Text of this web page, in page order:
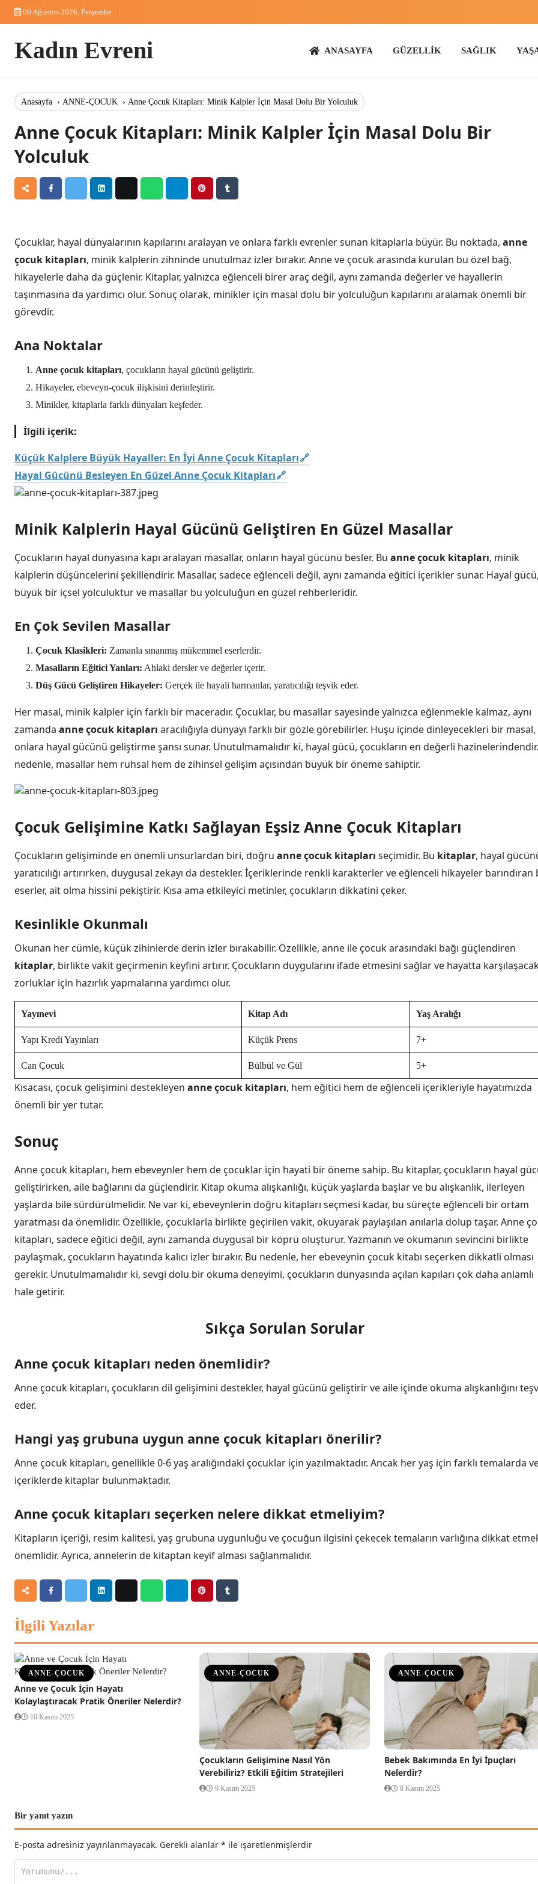
Skip
06 Ağustos 2026, Perşembe
Kadın Evreni ANASAYFA GÜZELLİK SAĞLIK YAŞAM
Anasayfa › ANNE-ÇOCUK › Anne Çocuk Kitapları: Minik Kalpler İçin Masal Dolu Bir Yolculuk
Anne Çocuk Kitapları: Minik Kalpler İçin Masal Dolu Bir
Yolculuk
Çocuklar, hayal dünyalarının kapılarını aralayan ve onlara farklı evrenler sunan kitaplarla büyür. Bu noktada, anne
çocuk kitapları, minik kalplerin zihninde unutulmaz izler bırakır. Anne ve çocuk arasında kurulan bu özel bağ,
hikayelerle daha da güçlenir. Kitaplar, yalnızca eğlenceli birer araç değil, aynı zamanda değerler ve hayallerin
taşınmasına da yardımcı olur. Sonuç olarak, minikler için masal dolu bir yolculuğun kapılarını aralamak önemli bir
görevdir.
Ana Noktalar
Anne çocuk kitapları, çocukların hayal gücünü geliştirir.
Hikayeler, ebeveyn-çocuk ilişkisini derinleştirir.
Minikler, kitaplarla farklı dünyaları keşfeder.
İlgili içerik:
Küçük Kalplere Büyük Hayaller: En İyi Anne Çocuk Kitapları
Hayal Gücünü Besleyen En Güzel Anne Çocuk Kitapları
Minik Kalplerin Hayal Gücünü Geliştiren En Güzel Masallar
Çocukların hayal dünyasına kapı aralayan masallar, onların hayal gücünü besler. Bu anne çocuk kitapları, minik
kalplerin düşüncelerini şekillendirir. Masallar, sadece eğlenceli değil, aynı zamanda eğitici içerikler sunar. Hayal gücü,
büyük bir içsel yolculuktur ve masallar bu yolculuğun en güzel rehberleridir.
En Çok Sevilen Masallar
Çocuk Klasikleri: Zamanla sınanmış mükemmel eserlerdir.
Masalların Eğitici Yanları: Ahlaki dersler ve değerler içerir.
Düş Gücü Geliştiren Hikayeler: Gerçek ile hayali harmanlar, yaratıcılığı teşvik eder.
Her masal, minik kalpler için farklı bir maceradır. Çocuklar, bu masallar sayesinde yalnızca eğlenmekle kalmaz, aynı
zamanda anne çocuk kitapları aracılığıyla dünyayı farklı bir gözle görebilirler. Huşu içinde dinleyecekleri bir masal,
onlara hayal gücünü geliştirme şansı sunar. Unutulmamalıdır ki, hayal gücü, çocukların en değerli
nedenle, masallar hem ruhsal hem de zihinsel gelişim açısından büyük bir öneme sahiptir.
Çocuk Gelişimine Katkı Sağlayan Eşsiz Anne Çocuk Kitapları
Çocukların gelişiminde en önemli unsurlardan biri, doğru anne çocuk kitapları seçimidir. Bu kitaplar, hayal
yaratıcılığı artırırken, duygusal zekayı da destekler. İçeriklerinde renkli karakterler ve eğlenceli hikayeler barındıran
eserler, ait olma hissini pekiştirir. Kısa ama etkileyici metinler, çocukların dikkatini çeker.
Kesinlikle Okunmalı
Okunan her cümle, küçük zihinlerde derin izler bırakabilir. Özellikle, anne ile çocuk arasındaki bağı güçlendiren
kitaplar, birlikte vakit geçirmenin keyfini artırır. Çocukların duygularını ifade etmesini sağlar ve hayatta
zorluklar için hazırlık yapmalarına yardımcı olur.
Yayınevi Kitap Adı Yaş Aralığı
Yapı Kredi Yayınları Küçük Prens 7+
Can Çocuk Bülbül ve Gül 5+
Kısacası, çocuk gelişimini destekleyen anne çocuk kitapları, hem eğitici hem de eğlenceli içerikleriyle hayatımızda
önemli bir yer tutar.
Sonuç
Anne çocuk kitapları, hem ebeveynler hem de çocuklar için hayati bir öneme sahip. Bu kitaplar, çocukların hayal
geliştirirken, aile bağlarını da güçlendirir. Kitap okuma alışkanlığı, küçük yaşlarda başlar ve bu alışkanlık, ilerleyen
yaşlarda bile sürdürülmelidir. Ne var ki, ebeveynlerin doğru kitapları seçmesi kadar, bu süreçte eğlenceli bir ortam
yaratması da önemlidir. Özellikle, çocuklarla birlikte geçirilen vakit, okuyarak paylaşılan anılarla dolup taşar. Anne
kitapları, sadece eğitici değil, aynı zamanda duygusal bir köprü oluşturur. Yazmanın ve okumanın sevincini birlikte
paylaşmak, çocukların hayatında kalıcı izler bırakır. Bu nedenle, her ebeveynin çocuk kitabı seçerken dikkatli olması
gerekir. Unutulmamalıdır ki, sevgi dolu bir okuma deneyimi, çocukların dünyasında açılan kapıları çok daha anlamlı
hale getirir.
Sıkça Sorulan Sorular
Anne çocuk kitapları neden önemlidir?
Anne çocuk kitapları, çocukların dil gelişimini destekler, hayal gücünü geliştirir ve aile içinde okuma alışkanlığını
eder.
Hangi yaş grubuna uygun anne çocuk kitapları önerilir?
Anne çocuk kitapları, genellikle 0-6 yaş aralığındaki çocuklar için yazılmaktadır. Ancak her yaş için farklı temalarda
içeriklerde kitaplar bulunmaktadır.
Anne çocuk kitapları seçerken nelere dikkat etmeliyim?
Kitapların içeriği, resim kalitesi, yaş grubuna uygunluğu ve çocuğun ilgisini çekecek temaların varlığına dikkat
önemlidir. Ayrıca, annelerin de kitaptan keyif alması sağlanmalıdır.
İlgili Yazılar
ANNE-ÇOCUK
Anne ve Çocuk İçin Hayatı
Kolaylaştıracak Pratik Öneriler Nelerdir?
10 Kasım 2025
ANNE-ÇOCUK
Çocukların Gelişimine Nasıl Yön
Verebiliriz? Etkili Eğitim Stratejileri
9 Kasım 2025
ANNE-ÇOCUK
Bebek Bakımında En İyi İpuçları
Nelerdir?
8 Kasım 2025
Bir yanıt yazın
E-posta adresiniz yayınlanmayacak. Gerekli alanlar * ile işaretlenmişlerdir